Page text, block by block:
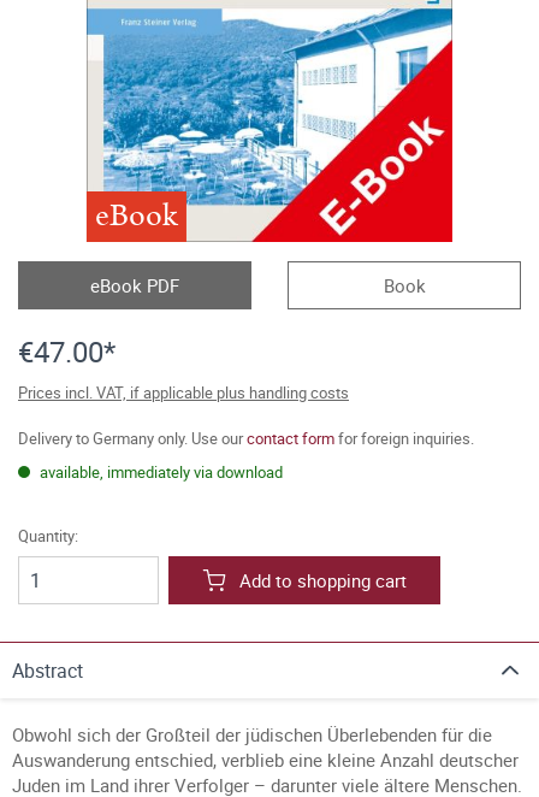
eBook
eBook PDF Book
€47.00*
Prices incl. VAT, if applicable plus handling costs
Delivery to Germany only. Use ourcontact formfor foreign inquiries.
available, immediately via download
Quantity:
Add to shopping cart
Abstract
Obwohl sich der Großteil der jüdischen Überlebenden für die
Auswanderung entschied, verblieb eine kleine Anzahl deutscher
Juden im Land ihrer Verfolger – darunter viele ältere Menschen.